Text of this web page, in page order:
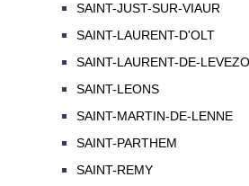
SAINT-JUST-SUR-VIAUR
SAINT-LAURENT-D'OLT
SAINT-LAURENT-DE-
SAINT-LEONS
SAINT-MARTIN-DE-LENNE
SAINT-PARTHEM
SAINT-REMY